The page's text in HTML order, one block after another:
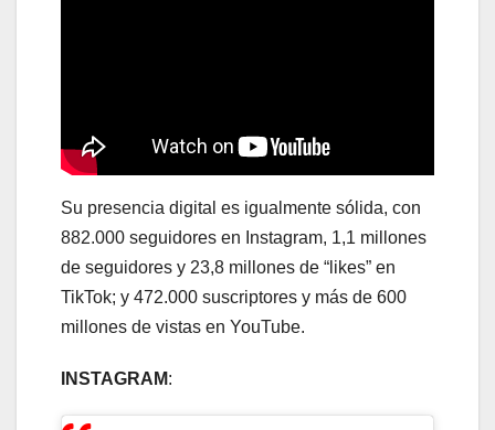
Su presencia digital es igualmente sólida, con
882.000 seguidores en Instagram, 1,1 millones
de seguidores y 23,8 millones de “likes” en
TikTok; y 472.000 suscriptores y más de 600
millones de vistas en YouTube.
INSTAGRAM: